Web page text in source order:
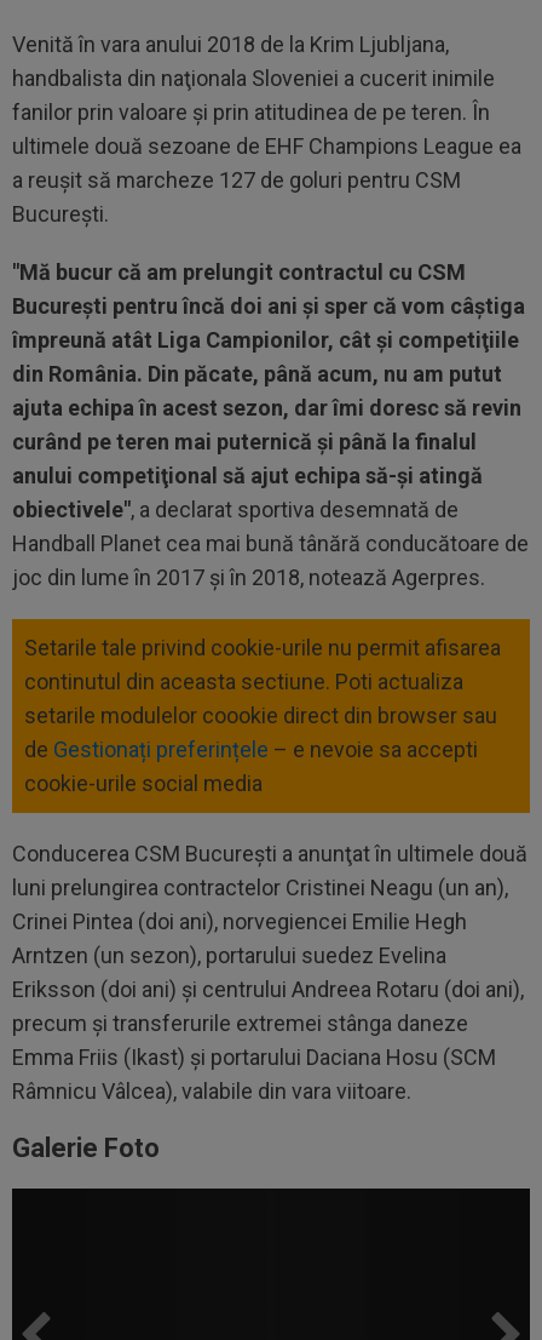
Venită în vara anului 2018 de la Krim Ljubljana,
handbalista din naţionala Sloveniei a cucerit inimile
fanilor prin valoare şi prin atitudinea de pe teren. În
ultimele două sezoane de EHF Champions League ea
a reuşit să marcheze 127 de goluri pentru CSM
Bucureşti.
"Mă bucur că am prelungit contractul cu CSM
Bucureşti pentru încă doi ani şi sper că vom câştiga
împreună atât Liga Campionilor, cât şi competiţiile
din România. Din păcate, până acum, nu am putut
ajuta echipa în acest sezon, dar îmi doresc să revin
curând pe teren mai puternică şi până la finalul
anului competiţional să ajut echipa să-şi atingă
obiectivele", a declarat sportiva desemnată de
Handball Planet cea mai bună tânără conducătoare de
joc din lume în 2017 şi în 2018, notează Agerpres.
Setarile tale privind cookie-urile nu permit afisarea
continutul din aceasta sectiune. Poti actualiza
setarile modulelor coookie direct din browser sau
de Gestionați preferințele – e nevoie sa accepti
cookie-urile social media
Conducerea CSM Bucureşti a anunţat în ultimele două
luni prelungirea contractelor Cristinei Neagu (un an),
Crinei Pintea (doi ani), norvegiencei Emilie Hegh
Arntzen (un sezon), portarului suedez Evelina
Eriksson (doi ani) şi centrului Andreea Rotaru (doi ani),
precum şi transferurile extremei stânga daneze
Emma Friis (Ikast) şi portarului Daciana Hosu (SCM
Râmnicu Vâlcea), valabile din vara viitoare.
Galerie Foto